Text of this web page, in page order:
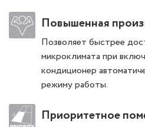
Повышенная
Позволяет быстрее
микроклимата при
кондиционер
режиму работы.
Приоритетное